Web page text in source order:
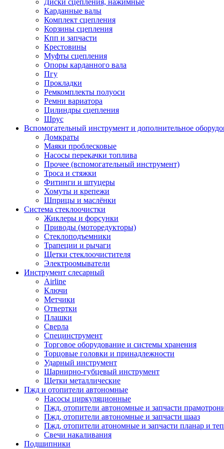
Диски сцепления, нажимные
Карданные валы
Комплект сцепления
Корзины сцепления
Кпп и запчасти
Крестовины
Муфты сцепления
Опоры карданного вала
Пгу
Прокладки
Ремкомплекты полуоси
Ремни вариатора
Цилиндры сцепления
Шрус
Вспомогательный инструмент и дополнительное
Домкраты
Маяки проблесковые
Насосы перекачки топлива
Прочее (вспомогательный инструмент)
Троса и стяжки
Фитинги и штуцеры
Хомуты и крепежи
Шприцы и маслёнки
Система стеклоочистки
Жиклеры и форсунки
Приводы (моторедукторы)
Стеклоподъемники
Трапеции и рычаги
Щетки стеклоочистителя
Электроомыватели
Инструмент слесарный
Airline
Ключи
Метчики
Отвертки
Плашки
Сверла
Специнструмент
Торговое оборудование и системы хранения
Торцовые головки и принадлежности
Ударный инструмент
Шарнирно-губцевый инструмент
Щетки металлические
Пжд и отопители автономные
Насосы циркуляционные
Пжд, отопители автономные и запчасти
Пжд, отопители автономные и запчасти шааз
Пжд, отопители атономные и запчасти планар и
Свечи накаливания
Подшипники